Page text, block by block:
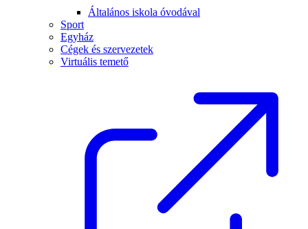
Általános iskola óvodával
Sport
Egyház
Cégek és szervezetek
Virtuális temető